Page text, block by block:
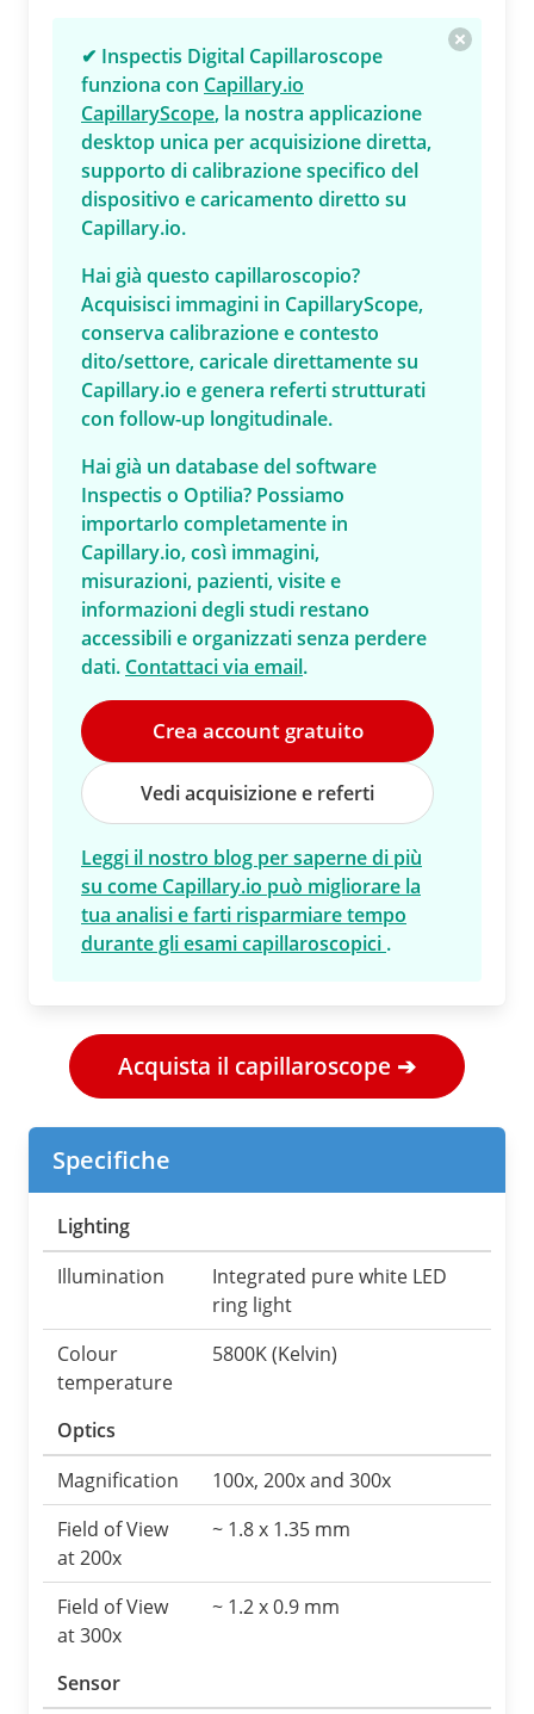
✔ Inspectis Digital Capillaroscope
funziona con Capillary.io
CapillaryScope, la nostra applicazione
desktop unica per acquisizione diretta,
supporto di calibrazione specifico del
dispositivo e caricamento diretto su
Capillary.io.
Hai già questo capillaroscopio?
Acquisisci immagini in CapillaryScope,
conserva calibrazione e contesto
dito/settore, caricale direttamente su
Capillary.io e genera referti strutturati
con follow-up longitudinale.
Hai già un database del software
Inspectis o Optilia? Possiamo
importarlo completamente in
Capillary.io, così immagini,
misurazioni, pazienti, visite e
informazioni degli studi restano
accessibili e organizzati senza perdere
dati. Contattaci via email.
Crea account gratuito
Vedi acquisizione e referti
Leggi il nostro blog per saperne di più
su come Capillary.io può migliorare la
tua analisi e farti risparmiare tempo
durante gli esami capillaroscopici .
Acquista il capillaroscope ➔
Specifiche
Lighting
Illumination
Integrated pure white LED
ring light
Colour
temperature
5800K (Kelvin)
Optics
Magnification
100x, 200x and 300x
Field of View
at 200x
~ 1.8 x 1.35 mm
Field of View
at 300x
~ 1.2 x 0.9 mm
Sensor